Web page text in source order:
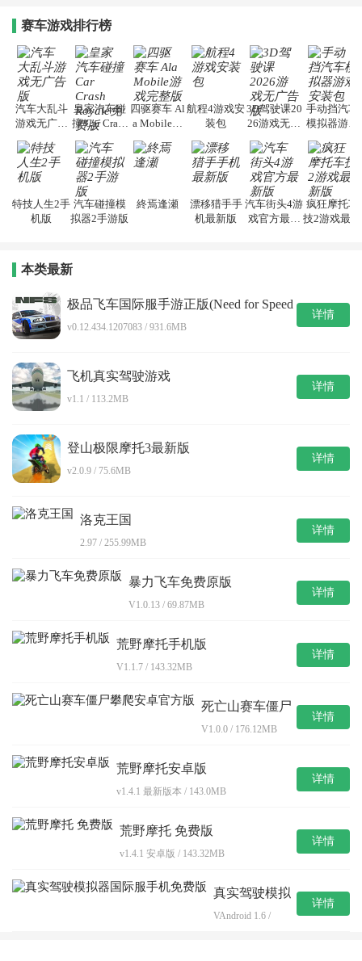
赛车游戏排行榜
汽车大乱斗
游戏无广告
皇家汽车碰
撞 Car Crash
版
四驱赛车 Al
a Mobile游
航程4游戏安
装包
3D驾驶课20
26游戏无广
手动挡汽车
模拟器游戏
特技人生2手
机版
汽车碰撞模
拟器2手游版
終焉逢瀬
漂移猎手手
机最新版
汽车街头4游
戏官方最新
疯狂摩托车
技2游戏最新
本类最新
极品飞车国际服手游正版(Need for Speed
v0.12.434.1207083 / 931.6MB
详情
飞机真实驾驶游戏
v1.1 / 113.2MB
详情
登山极限摩托3最新版
v2.0.9 / 75.6MB
详情
洛克王国
2.97 / 255.99MB
详情
暴力飞车免费原版
V1.0.13 / 69.87MB
详情
荒野摩托手机版
V1.1.7 / 143.32MB
详情
死亡山赛车僵尸
V1.0.0 / 176.12MB
详情
荒野摩托安卓版
v1.4.1 最新版本 / 143.0MB
详情
荒野摩托 免费版
v1.4.1 安卓版 / 143.32MB
详情
真实驾驶模拟
免费版
VAndroid 1.6 /
详情